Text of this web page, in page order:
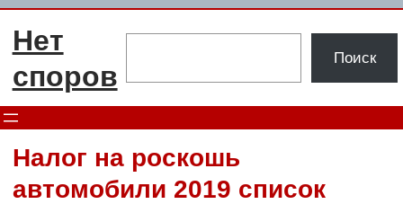
Перейти
Нет
споров
Поиск
Налог на роскошь
автомобили 2019 список